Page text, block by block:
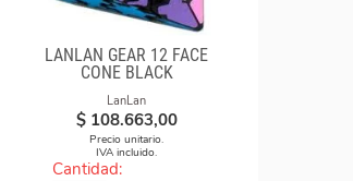
LANLAN GEAR 12 FACE
CONE BLACK
LanLan
$ 108.663,00
Precio unitario.
IVA incluido.
Cantidad: